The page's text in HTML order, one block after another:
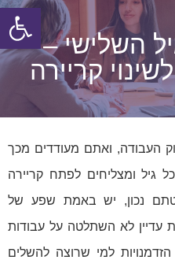
השלישי –
קריירה
העבודה, ואתם מעודדים מכך
גיל ומצליחים לפתח קריירה
נכון, יש באמת שפע של
עדיין לא השתלטה על עבודות
למי שרוצה להשלים